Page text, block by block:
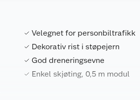
Velegnet for personbiltrafikk
Dekorativ rist i støpejern
God dreneringsevne
Enkel skjøting, 0,5 m modul